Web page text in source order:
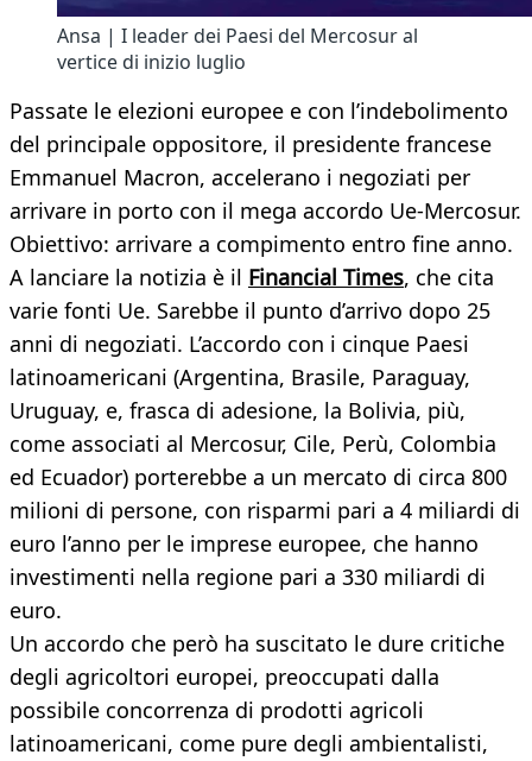
Ansa | I leader dei Paesi del Mercosur al
vertice di inizio luglio
Passate le elezioni europee e con l’indebolimento
del principale oppositore, il presidente francese
Emmanuel Macron, accelerano i negoziati per
arrivare in porto con il mega accordo Ue-Mercosur.
Obiettivo: arrivare a compimento entro fine anno.
A lanciare la notizia è il Financial Times, che cita
varie fonti Ue. Sarebbe il punto d’arrivo dopo 25
anni di negoziati. L’accordo con i cinque Paesi
latinoamericani (Argentina, Brasile, Paraguay,
Uruguay, e, frasca di adesione, la Bolivia, più,
come associati al Mercosur, Cile, Perù, Colombia
ed Ecuador) porterebbe a un mercato di circa 800
milioni di persone, con risparmi pari a 4 miliardi di
euro l’anno per le imprese europee, che hanno
investimenti nella regione pari a 330 miliardi di
euro.
Un accordo che però ha suscitato le dure critiche
degli agricoltori europei, preoccupati dalla
possibile concorrenza di prodotti agricoli
latinoamericani, come pure degli ambientalisti,